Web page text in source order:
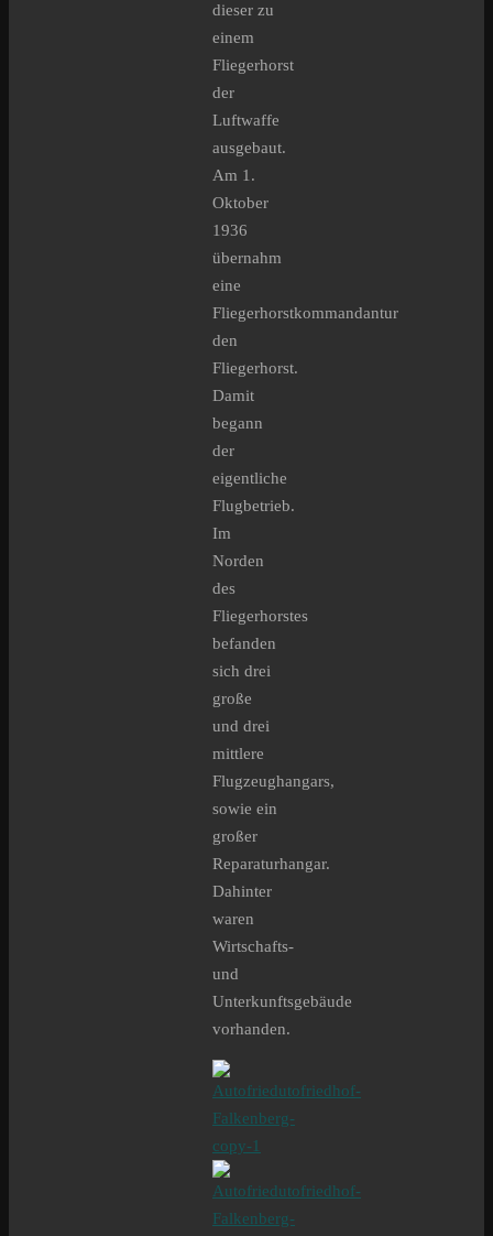
dieser zu
einem
Fliegerhorst
der
Luftwaffe
ausgebaut.
Am 1.
Oktober
1936
übernahm
eine
Fliegerhorstkommandantur
den
Fliegerhorst.
Damit
begann
der
eigentliche
Flugbetrieb.
Im
Norden
des
Fliegerhorstes
befanden
sich drei
große
und drei
mittlere
Flugzeughangars,
sowie ein
großer
Reparaturhangar.
Dahinter
waren
Wirtschafts-
und
Unterkunftsgebäude
vorhanden.